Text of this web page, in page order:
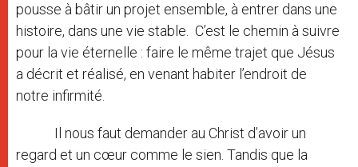
pousse à bâtir un projet ensemble, à entrer dans une
histoire, dans une vie stable. C’est le chemin à suivre
pour la vie éternelle : faire le même trajet que Jésus
a décrit et réalisé, en venant habiter l’endroit de
notre infirmité.
Il nous faut demander au Christ d’avoir un
regard et un cœur comme le sien. Tandis que la